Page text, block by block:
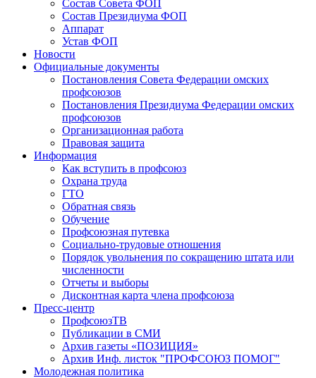
Состав Совета ФОП
Состав Президиума ФОП
Аппарат
Устав ФОП
Новости
Официальные документы
Постановления Совета Федерации омских
профсоюзов
Постановления Президиума Федерации омских
профсоюзов
Организационная работа
Правовая защита
Информация
Как вступить в профсоюз
Охрана труда
ГТО
Обратная связь
Обучение
Профсоюзная путевка
Социально-трудовые отношения
Порядок увольнения по сокращению штата или
численности
Отчеты и выборы
Дисконтная карта члена профсоюза
Пресс-центр
ПрофсоюзТВ
Публикации в СМИ
Архив газеты «ПОЗИЦИЯ»
Архив Инф. листок "ПРОФСОЮЗ ПОМОГ"
Молодежная политика